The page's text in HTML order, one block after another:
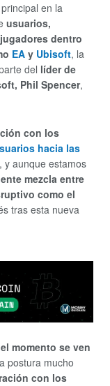
en la
usuarios,
dentro
EA y Ubisoft, la
del líder de
Phil Spencer,
con los
hacia las
, y aunque estamos
mezcla entre
como el
tras esta nueva
momento se ven
postura mucho
con los